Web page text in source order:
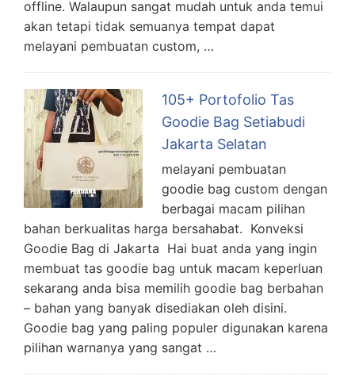
offline. Walaupun sangat mudah untuk anda temui
akan tetapi tidak semuanya tempat dapat
melayani pembuatan custom, …
105+ Portofolio Tas
Goodie Bag Setiabudi
Jakarta Selatan
melayani pembuatan
goodie bag custom dengan
berbagai macam pilihan
bahan berkualitas harga bersahabat. Konveksi
Goodie Bag di Jakarta Hai buat anda yang ingin
membuat tas goodie bag untuk macam keperluan
sekarang anda bisa memilih goodie bag berbahan
– bahan yang banyak disediakan oleh disini.
Goodie bag yang paling populer digunakan karena
pilihan warnanya yang sangat …